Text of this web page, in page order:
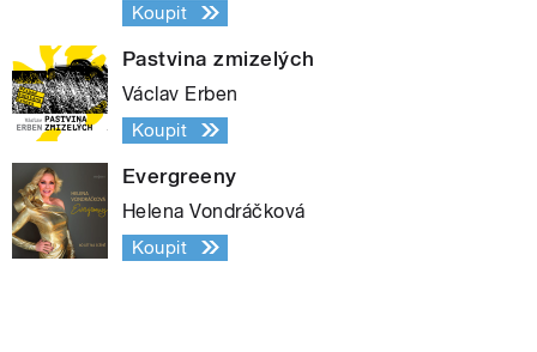
Koupit
Pastvina zmizelých
Václav Erben
Koupit
Evergreeny
Helena Vondráčková
Koupit